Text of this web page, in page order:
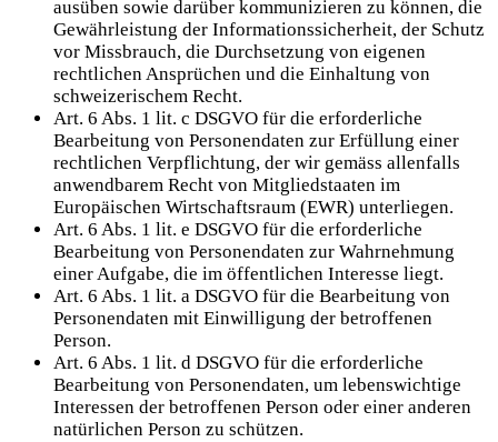
ausüben sowie darüber kommunizieren zu können, die
Gewährleistung der Informationssicherheit, der Schutz
vor Missbrauch, die Durchsetzung von eigenen
rechtlichen Ansprüchen und die Einhaltung von
schweizerischem Recht.
Art. 6 Abs. 1 lit. c DSGVO für die erforderliche
Bearbeitung von Personendaten zur Erfüllung einer
rechtlichen Verpflichtung, der wir gemäss allenfalls
anwendbarem Recht von Mitgliedstaaten im
Europäischen Wirtschaftsraum (EWR) unterliegen.
Art. 6 Abs. 1 lit. e DSGVO für die erforderliche
Bearbeitung von Personendaten zur Wahrnehmung
einer Aufgabe, die im öffentlichen Interesse liegt.
Art. 6 Abs. 1 lit. a DSGVO für die Bearbeitung von
Personendaten mit Einwilligung der betroffenen
Person.
Art. 6 Abs. 1 lit. d DSGVO für die erforderliche
Bearbeitung von Personendaten, um lebenswichtige
Interessen der betroffenen Person oder einer anderen
natürlichen Person zu schützen.